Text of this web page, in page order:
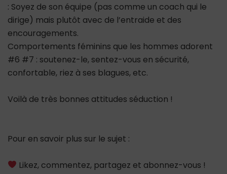
: Soyez de son équipe (pas comme un coach qui le
dirige) mais plutôt avec de l’entraide et des
encouragements.
Comportements féminins que les hommes adorent
#6 #7 : soutenez-le, sentez-vous en sécurité,
confortable, riez à ses blagues, etc.
Voilà de très bonnes attitudes séduction !
Pour en savoir plus sur le sujet :
Likez, commentez, partagez et abonnez-vous !